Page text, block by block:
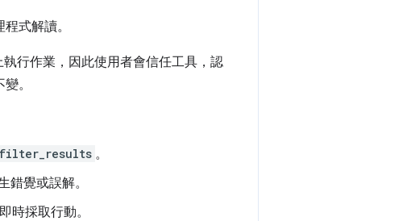
式解讀。
行作業，因此使用者會信任工具，認
。
filter_results 。
錯覺或誤解。
時採取行動。